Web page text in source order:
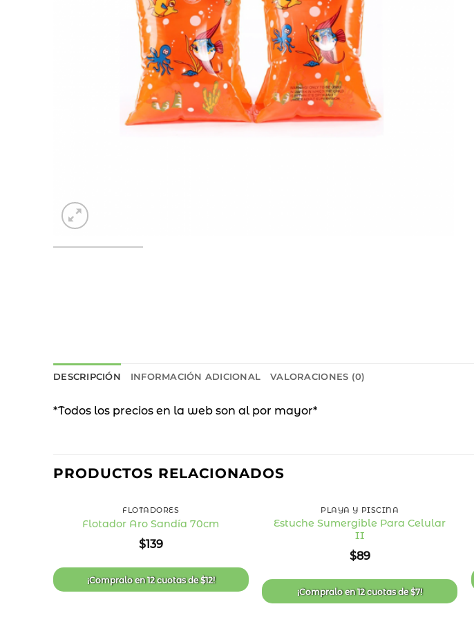
DESCRIPCIÓN INFORMACIÓN ADICIONAL VALORACIONES (0)
*Todos los precios en la web son al por mayor*
PRODUCTOS RELACIONADOS
de
deseos
FLOTADORES
Flotador Aro Sandía 70cm
$139
¡Compralo en12 cuotasde$12!
PLAYA Y PISCINA
Estuche Sumergible Para Celular
II
$89
¡Compralo en12 cuotasde$7!